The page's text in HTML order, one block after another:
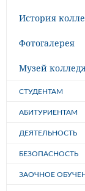
История
Фотогалерея
Музей
СТУДЕНТАМ
АБИТУРИЕНТАМ
ДЕЯТЕЛЬНОСТЬ
БЕЗОПАСНОСТЬ
ЗАОЧНОЕ